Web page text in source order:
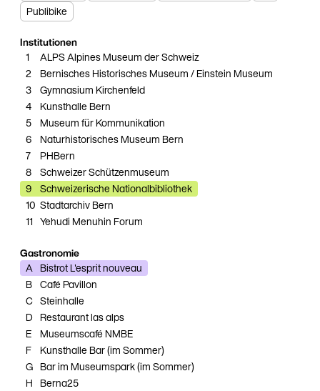
Publibike
Institutionen
1
ALPS Alpines Museum der Schweiz
2
Bernisches Historisches Museum / Einstein Museum
3 Gymnasium Kirchenfeld
4
Kunsthalle Bern
5
Museum für Kommunikation
6
Naturhistorisches Museum Bern
7
PHBern
8 Schweizer Schützenmuseum
9 Schweizerische Nationalbibliothek
10 Stadtarchiv Bern
11 Yehudi Menuhin Forum
Gastronomie
A Bistrot L'esprit nouveau
B Café Pavillon
C Steinhalle
D Restaurant las alps
E
Museumscafé NMBE
F
Kunsthalle Bar (im Sommer)
G Bar im Museumspark (im Sommer)
H Berna25